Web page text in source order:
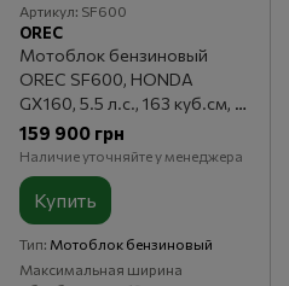
Артикул: SF600
OREC
Мотоблок бензиновый
OREC SF600, HONDA
GX160, 5.5 л.с., 163 куб.см, 2
вперед/1 назад, Бензиновый
159 900 грн
Наличие уточняйте у менеджера
Купить
Тип Мотоблок бензиновый
Максимальная ширина